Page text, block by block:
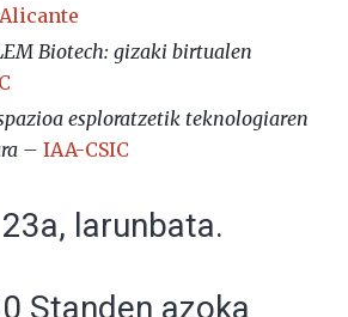
Biotech: gizaki birtualen
esploratzetik teknologiaren
– IAA-CSIC
larunbata.
Standen azoka